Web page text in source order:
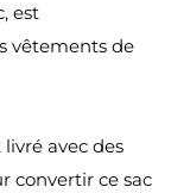
est
vêtements de
avec des
convertir ce sac